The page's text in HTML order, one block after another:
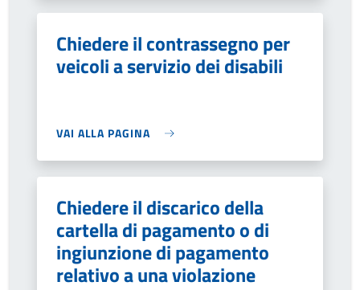
Chiedere il contrassegno per
veicoli a servizio dei disabili
VAI ALLA PAGINA
Chiedere il discarico della
cartella di pagamento o di
ingiunzione di pagamento
relativo a una violazione